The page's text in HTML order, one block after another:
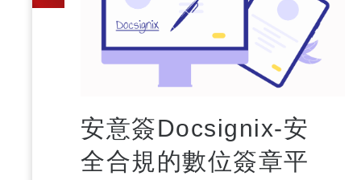
安意簽Docsignix-安
全合規的數位簽章平